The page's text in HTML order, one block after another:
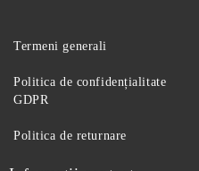
Termeni generali
Politica de confidențialitate
GDPR
Politica de returnare